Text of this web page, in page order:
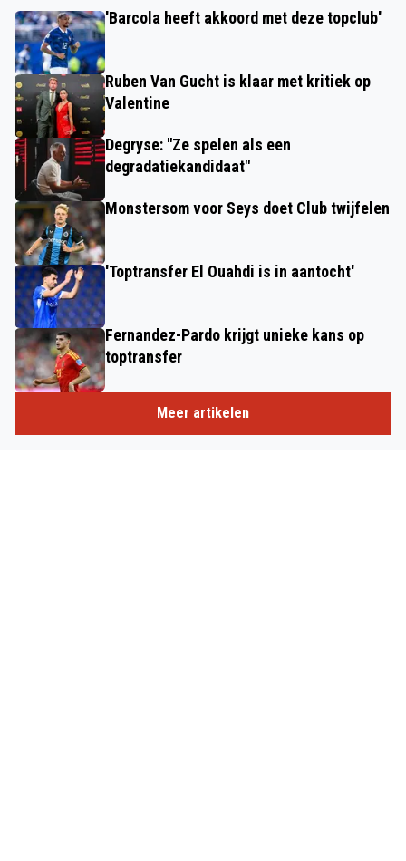
'Barcola heeft akkoord met deze topclub'
Ruben Van Gucht is klaar met kritiek op
Valentine
Degryse: "Ze spelen als een
degradatiekandidaat"
Monstersom voor Seys doet Club twijfelen
'Toptransfer El Ouahdi is in aantocht'
Fernandez-Pardo krijgt unieke kans op
toptransfer
Meer artikelen